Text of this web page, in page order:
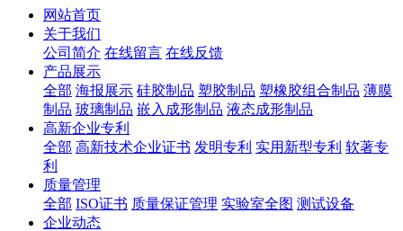
网站首页
关于我们
公司简介 在线留言 在线反馈
产品展示
全部 海报展示 硅胶制品 塑胶制品 塑橡胶组合制品 薄膜
制品 玻璃制品 嵌入成形制品 液态成形制品
高新企业专利
全部 高新技术企业证书 发明专利 实用新型专利 软著专
利
质量管理
全部 ISO证书 质量保证管理 实验室全图 测试设备
企业动态